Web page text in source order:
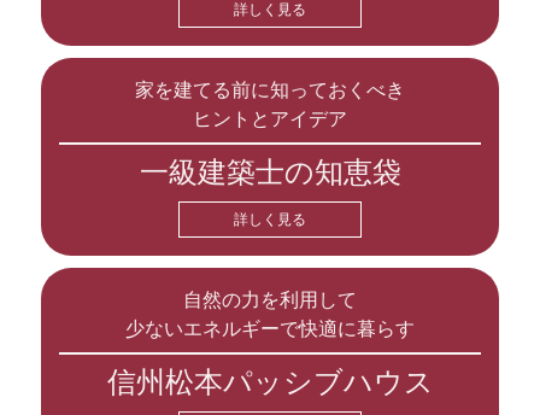
詳しく見る
家を建てる前に知っておくべき
ヒントとアイデア
一級建築士の知恵袋
詳しく見る
自然の力を利用して
少ないエネルギーで快適に暮らす
信州松本パッシブハウス